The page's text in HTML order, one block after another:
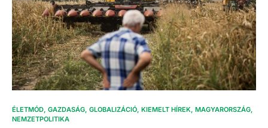
ÉLETMÓD GAZDASÁG GLOBALIZÁCIÓ KIEMELT HÍREK MAGYARORSZÁG
NEMZETPOLITIKA